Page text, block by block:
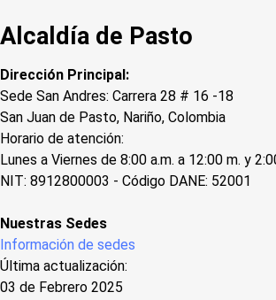
Alcaldía de Pasto
Dirección Principal:
Sede San Andres: Carrera 28 # 16 -18
San Juan de Pasto, Nariño, Colombia
Horario de atención:
Lunes a Viernes de 8:00 a.m. a 12:00 m. y
NIT: 8912800003 - Código DANE: 52001
Nuestras Sedes
Información de sedes
Última actualización:
03 de Febrero 2025